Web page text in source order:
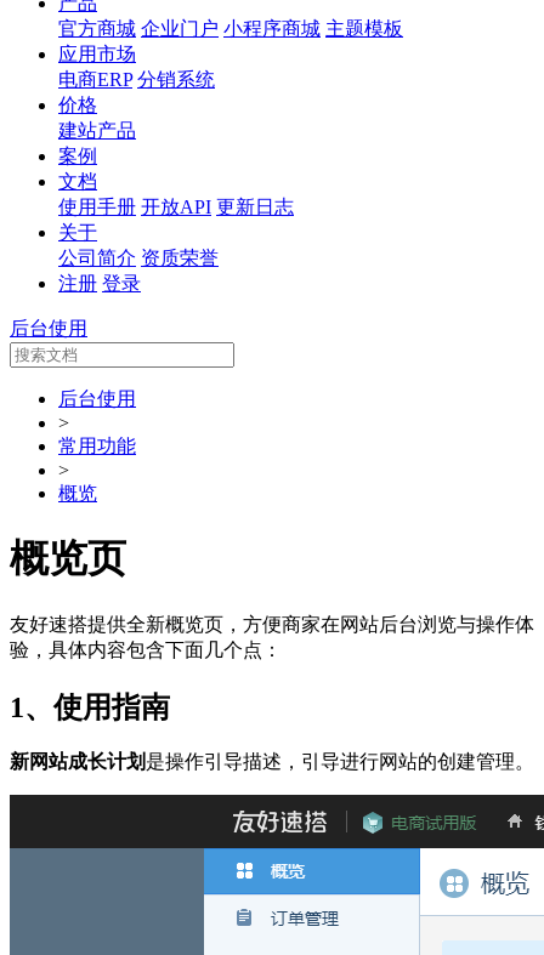
官方商城 企业门户 小程序商城 主题模板
应用市场
电商ERP 分销系统
价格
建站产品
案例
文档
使用手册 开放API 更新日志
关于
公司简介 资质荣誉
注册 登录
后台使用
后台使用
>
常用功能
>
概览
概览页
友好速搭提供全新概览页，方便商家在网站后台浏览与操作体
验，具体内容包含下面几个点：
1、使用指南
新网站成长计划 是操作引导描述，引导进行网站的创建管理。